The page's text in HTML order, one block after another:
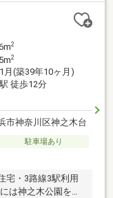
2
2
月(築39年10ヶ月)
徒歩12分
市神奈川区神之木台
駐車場あり
宅・3路線3駅利用
は神之木公園をは